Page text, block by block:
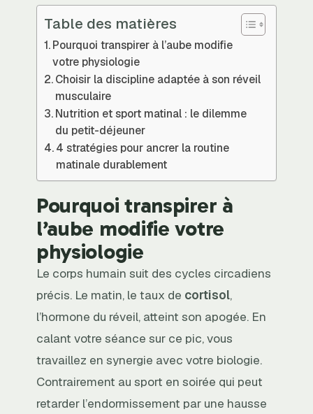
Table des matières
Pourquoi transpirer à l’aube modifie
votre physiologie
Choisir la discipline adaptée à son réveil
musculaire
Nutrition et sport matinal : le dilemme
du petit-déjeuner
4 stratégies pour ancrer la routine
matinale durablement
Pourquoi transpirer à
l’aube modifie votre
physiologie
Le corps humain suit des cycles circadiens
précis. Le matin, le taux de cortisol,
l’hormone du réveil, atteint son apogée. En
calant votre séance sur ce pic, vous
travaillez en synergie avec votre biologie.
Contrairement au sport en soirée qui peut
retarder l’endormissement par une hausse